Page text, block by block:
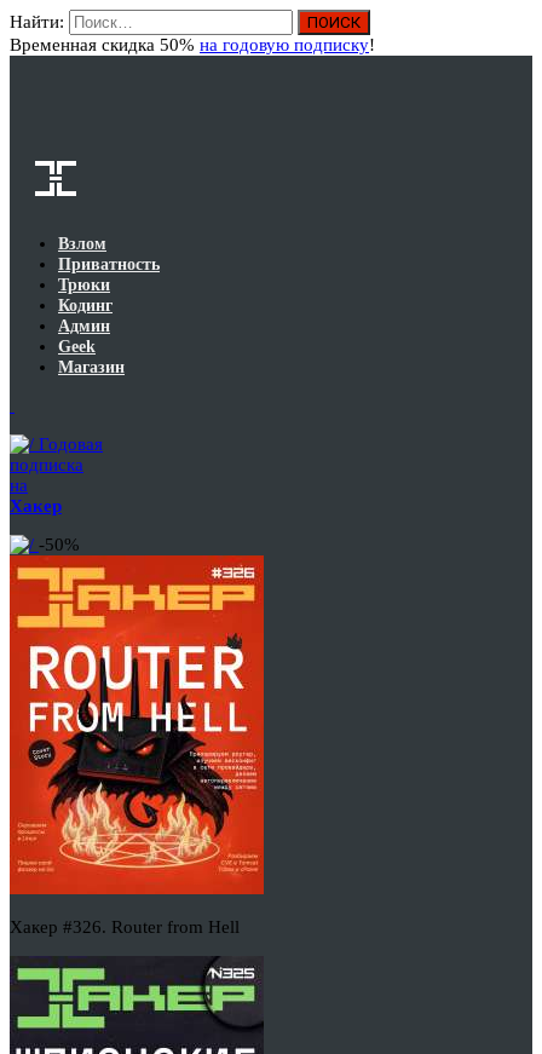
Найти:
Временная скидка 50% на годовую подписку!
Взлом
Приватность
Трюки
Кодинг
Админ
Geek
Магазин
Годовая
подписка
на
Хакер
-50%
Хакер #326. Router from Hell